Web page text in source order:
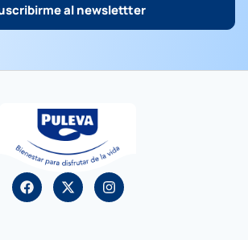
al newslettter